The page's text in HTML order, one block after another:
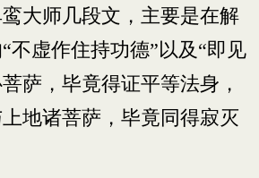
大师几段文，主要是在解
不虚作住持功德”以及“即见
萨，毕竟得证平等法身，
地诸菩萨，毕竟同得寂灭